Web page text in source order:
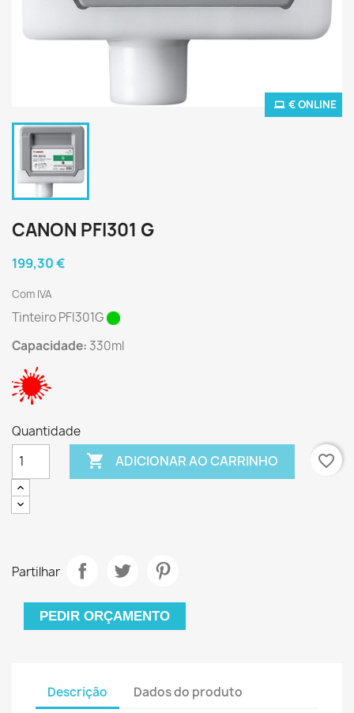
€ ONLINE
CANON PFI301 G
199,30 €
Com IVA
Tinteiro PFI301G
Capacidade: 330ml
Quantidade
 ADICIONAR AO CARRINHO favorite_border
Partilhar
PEDIR ORÇAMENTO
Descrição Dados do produto